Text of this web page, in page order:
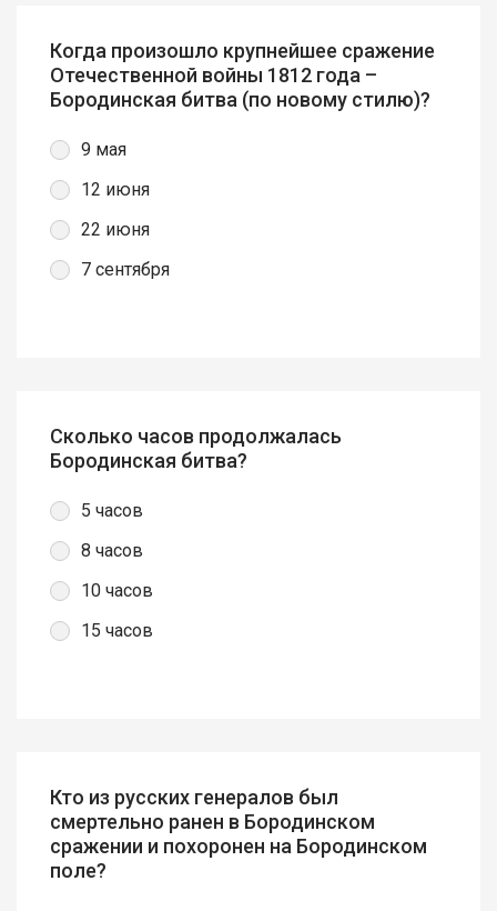
Когда произошло крупнейшее сражение
Отечественной войны 1812 года –
Бородинская битва (по новому стилю)?
9 мая
12 июня
22 июня
7 сентября
Сколько часов продолжалась
Бородинская битва?
5 часов
8 часов
10 часов
15 часов
Кто из русских генералов был
смертельно ранен в Бородинском
сражении и похоронен на Бородинском
поле?